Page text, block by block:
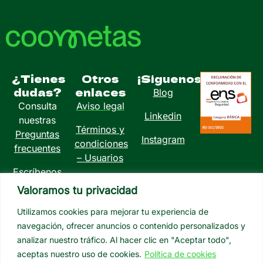
Valoramos tu privacidad
Utilizamos cookies para mejorar tu experiencia de
navegación, ofrecer anuncios o contenido personalizados y
analizar nuestro tráfico. Al hacer clic en "Aceptar todo",
aceptas nuestro uso de cookies. Política de cookies
¿Tienes
dudas?
Consulta
nuestras
Preguntas
frecuentes
Escríbenos
a
info@coometas.com
Otros
enlaces
Aviso legal
Términos y
condiciones
– Usuarios
privacidad
Política de
cookies
¡Síguenos!
Blog
Linkedin
Instagram